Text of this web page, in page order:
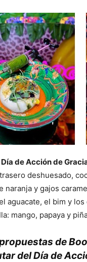
Día de Acción de
deshuesado,
naranja y gajos
aguacate, el bim y
mango, papaya y
de
del Día de